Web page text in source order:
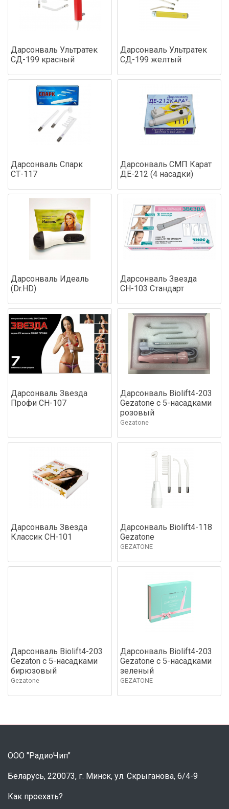
Дарсонваль Ультратек
СД-199 красный
Дарсонваль Ультратек
СД-199 желтый
Дарсонваль Спарк
СТ-117
Дарсонваль СМП Карат
ДЕ-212 (4 насадки)
Дарсонваль Идеаль
(Dr.HD)
Дарсонваль Звезда
СН-103 Стандарт
Дарсонваль Звезда
Профи CH-107
Дарсонваль Biolift4-203
Gezatone c 5-насадками
розовый
Gezatone
Дарсонваль Звезда
Классик CH-101
Дарсонваль Biolift4-118
Gezatone
GEZATONE
Дарсонваль Biolift4-203
Gezaton c 5-насадками
бирюзовый
Gezatone
Дарсонваль Biolift4-203
Gezatone c 5-насадками
зеленый
GEZATONE
ООО "РадиоЧип"
Беларусь, 220073, г. Минск, ул. Скрыганова, 6/4-9
Как проехать?